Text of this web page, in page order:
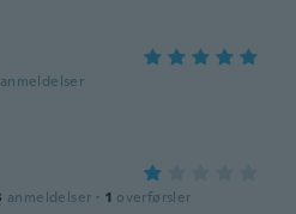
anmeldelser
anmeldelser · 1 overførsler